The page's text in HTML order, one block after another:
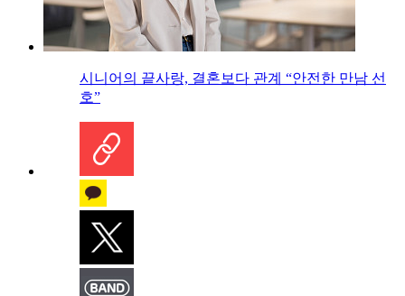
시니어의 끝사랑, 결혼보다 관계 “안전한 만남 선
호”